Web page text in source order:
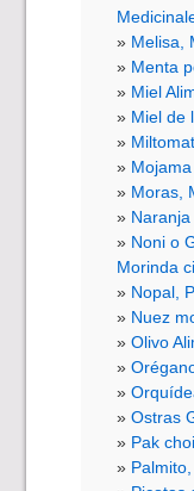
Melisa,
Menta
Miel
Miel de
Mojama
Moras,
Noni o
Morinda
Nopal,
Nuez
Olivo
Ostras
Pak